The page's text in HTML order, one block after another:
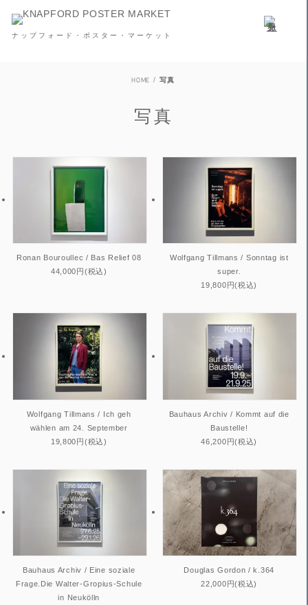
ナップフォード・ポスター・マーケット
HOME 写真
写真
Ronan Bouroullec / Bas Relief 08
44,000円(税込)
Wolfgang Tillmans / Sonntag ist
super.
19,800円(税込)
Wolfgang Tillmans / Ich geh
wählen am 24. September
19,800円(税込)
Bauhaus Archiv / Kommt auf die
Baustelle!
46,200円(税込)
Bauhaus Archiv / Eine soziale
Frage.Die Walter-Gropius-Schule
in Neukölln
Douglas Gordon / k.364
22,000円(税込)